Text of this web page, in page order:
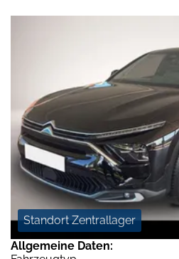
Standort Zentrallager
Allgemeine Daten: